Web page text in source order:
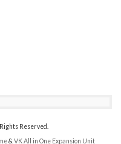
Reserved.
&VK All in One Expansion Unit